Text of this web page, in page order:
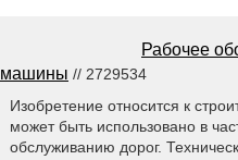
Рабочее
машины // 2729534
Изобретение относится к
может быть использовано в
обслуживанию дорог.